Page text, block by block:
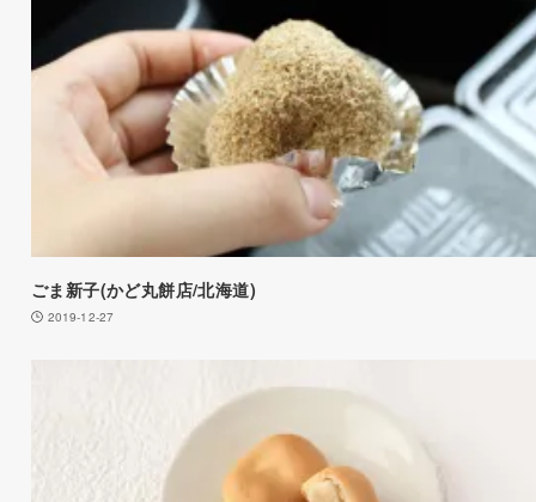
ごま新子(かど丸餅店/北海道)
2019-12-27